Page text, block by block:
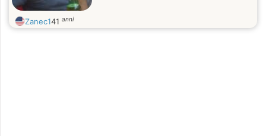
Zanec141 anni